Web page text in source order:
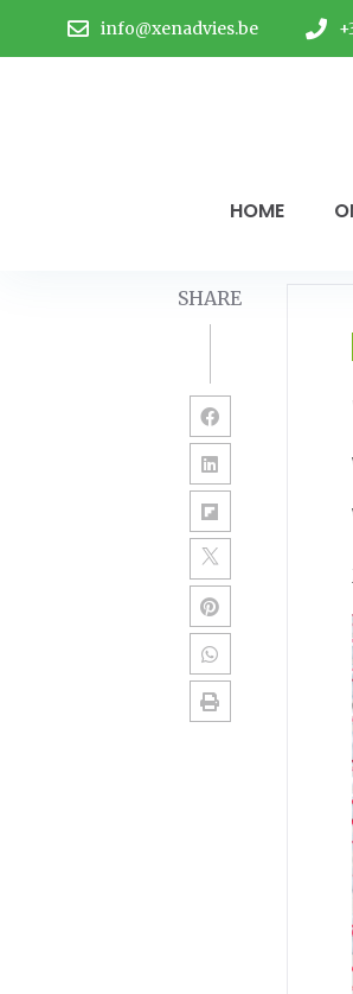
info@xenadvies.be
HOME
SHARE